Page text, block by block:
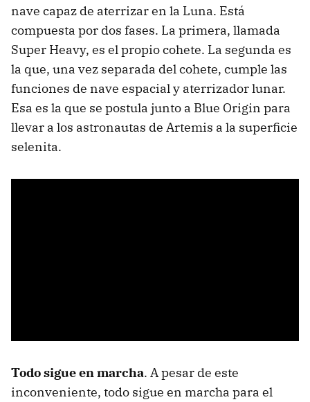
nave capaz de aterrizar en la Luna. Está
compuesta por dos fases. La primera, llamada
Super Heavy, es el propio cohete. La segunda es
la que, una vez separada del cohete, cumple las
funciones de nave espacial y aterrizador lunar.
Esa es la que se postula junto a Blue Origin para
llevar a los astronautas de Artemis a la superficie
selenita.
Todo sigue en marcha. A pesar de este
inconveniente, todo sigue en marcha para el